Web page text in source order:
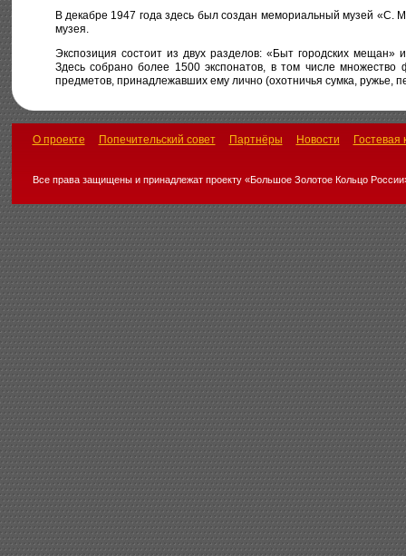
В декабре 1947 года здесь был создан мемориальный музей «С.
музея.
Экспозиция состоит из двух разделов: «Быт городских
Здесь собрано более 1500 экспонатов, в том числе
предметов, принадлежавших ему лично (охотничья сумка, ружье,
О проекте Попечительский совет Партнёры Новости Гостевая
Все права защищены и принадлежат проекту «Большое Золотое Кольцо